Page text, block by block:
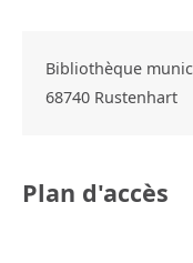
Bibliothèque
68740 Rustenhart
Plan d'accès